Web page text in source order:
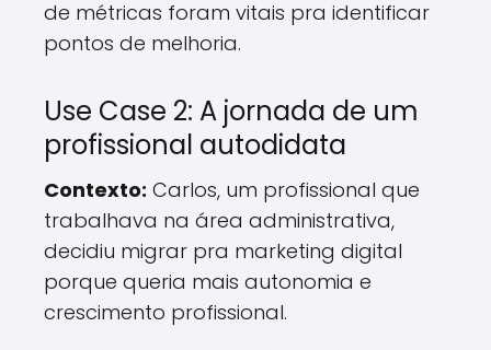
de métricas foram vitais pra identificar
pontos de melhoria.
Use Case 2: A jornada de um
profissional autodidata
Contexto: Carlos, um profissional que
trabalhava na área administrativa,
decidiu migrar pra marketing digital
porque queria mais autonomia e
crescimento profissional.